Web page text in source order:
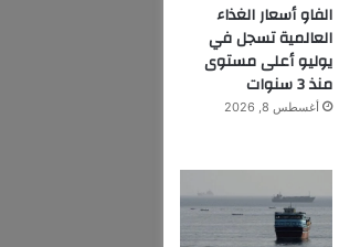
الفاو أسعار الغذاء
العالمية تسجل في
يوليو أعلى مستوى
منذ 3 سنوات
أغسطس 8, 2026